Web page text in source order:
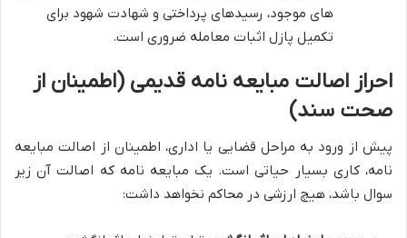
های موجود، رسیدهای پرداختی و شهادت شهود برای
تکمیل پازل اثبات معامله ضروری است.
احراز اصالت مبایعه نامه قدیمی (اطمینان از
صحت سند)
پیش از ورود به مراحل قضایی یا اداری، اطمینان از اصالت مبایعه
نامه، کاری بسیار حیاتی است. یک مبایعه نامه که اصالت آن زیر
سوال باشد، هیچ ارزشی در محاکم نخواهد داشت: